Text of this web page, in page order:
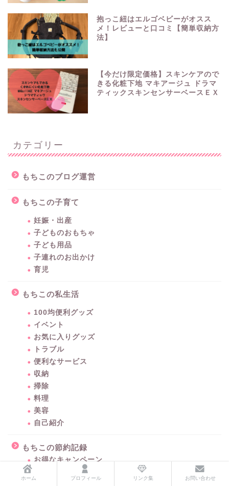
抱っこ紐はエルゴベビーがオスス
メ！レビューと口コミ【簡単収納方
法】
【今だけ限定価格】スキンケアので
きる化粧下地 マキアージュ ドラマ
ティックスキンセンサーベースＥＸ
カテゴリー
もちこのブログ運営
もちこの子育て
妊娠・出産
子どものおもちゃ
子ども用品
子連れのお出かけ
育児
もちこの私生活
100均便利グッズ
イベント
お気に入りグッズ
トラブル
便利なサービス
収納
掃除
料理
美容
自己紹介
もちこの節約記録
お得なキャンペーン
ホーム プロフィール リンク集 お問い合わせ